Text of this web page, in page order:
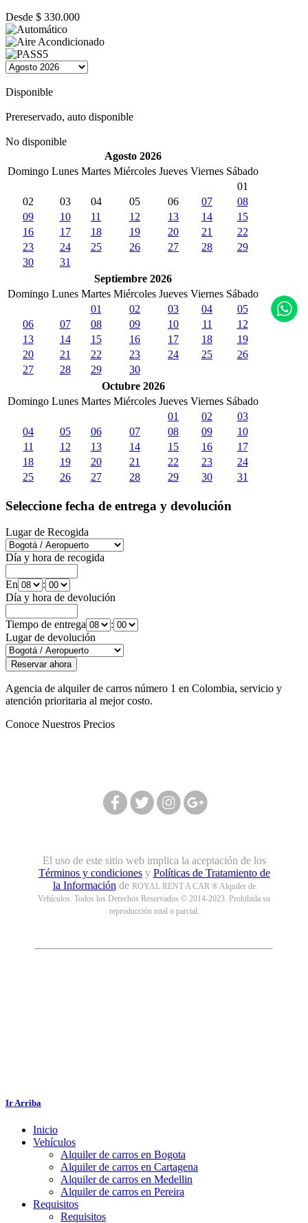
Desde $ 330.000
Disponible
Prereservado, auto disponible
No disponible
Agosto 2026
Domingo Lunes Martes Miércoles Jueves Viernes Sábado
01
02
03 04 05 06 07
08
09
10 11 12 13 14
15
16
17 18 19 20 21
22
23
24 25 26 27 28
29
30
31
Septiembre 2026
Domingo Lunes Martes Miércoles Jueves Viernes Sábado
01
02 03 04
05
06
07 08 09 10 11
12
13
14 15 16 17 18
19
20
21 22 23 24 25
26
27
28 29
30
Octubre 2026
Domingo Lunes Martes Miércoles Jueves Viernes Sábado
01
02
03
04
05 06 07 08 09
10
11
12 13 14 15 16
17
18
19 20 21 22 23
24
25
26 27 28 29 30 31
Seleccione fecha de entrega y devolución
Lugar de Recogida
Día y hora de recogida
En
:
Día y hora de devolución
Tiempo de entrega
:
Lugar de devolución
Agencia de alquiler de carros número 1 en Colombia, servicio y
atención prioritaria al mejor costo.
Conoce Nuestros Precios
El uso de este sitio web implica la aceptación de los
Términos y condicionesy Políticas de Tratamiento de
la Informaciónde ROYAL RENT A CAR ® Alquiler de
Vehículos. Todos los Derechos Reservados © 2014-2023. Prohibida su
reproducción total o parcial.
Ir Arriba
Inicio
Vehículos
Alquiler de carros en Bogota
Alquiler de carros en Cartagena
Alquiler de carros en Medellin
Alquiler de carros en Pereira
Requisitos
Requisitos